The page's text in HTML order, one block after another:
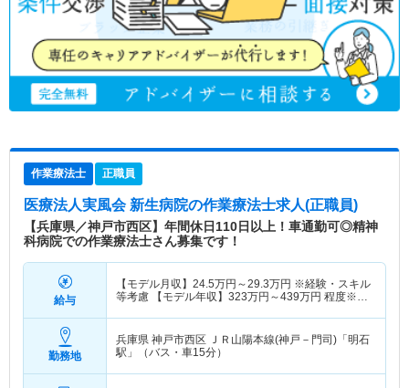
作業療法士 正職員
医療法人実風会 新生病院の作業療法士求人(正職員)
【兵庫県／神戸市西区】年間休日110日以上！車通勤可◎精神
科病院での作業療法士さん募集です！
給与
【モデル月収】 24.5万円～29.3万円 ※経験・スキル
等考慮 【モデル年収】 323万円～439万円 程度※時
勤務地
兵庫県 神戸市西区 ＪＲ山陽本線(神戸－門司)「明石
駅」（バス・車15分）